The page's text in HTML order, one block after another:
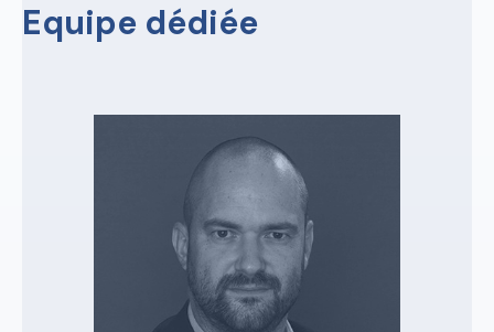
Equipe dédiée